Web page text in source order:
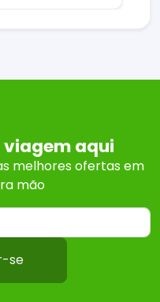
viagem aqui
melhores ofertas em
mão
se